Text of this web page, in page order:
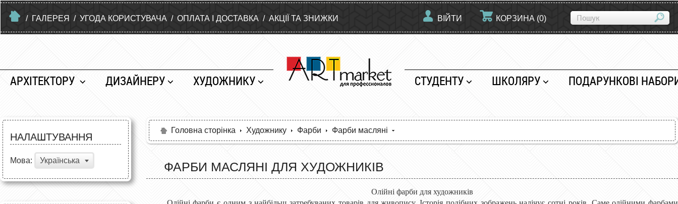
/ ГАЛЕРЕЯ / УГОДА КОРИСТУВАЧА / ОПЛАТА І ДОСТАВКА / АКЦІЇ ТА ЗНИЖКИ ВІЙТИ КОРЗИНА (0)
АРХІТЕКТОРУ ДИЗАЙНЕРУ ХУДОЖНИКУ СТУДЕНТУ ШКОЛЯРУ ПОДАРУНКОВІ
НАЛАШТУВАННЯ
Мова: Українська
Головна сторінка Художнику Фарби Фарби масляні
ФАРБИ МАСЛЯНІ ДЛЯ ХУДОЖНИКІВ
Олійні фарби для художників